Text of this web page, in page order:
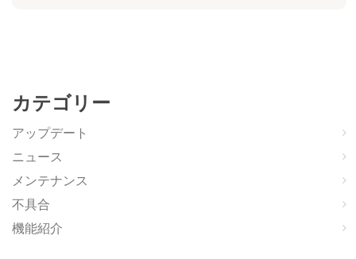
カテゴリー
アップデート
ニュース
メンテナンス
不具合
機能紹介